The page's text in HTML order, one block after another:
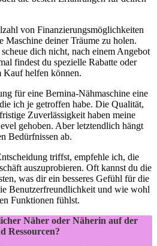
von Finanzierungsmöglichkeiten
Maschine deiner Träume zu holen.
dich nicht, nach einem Angebot
findest du spezielle Rabatte oder
Kauf helfen können.
für eine Bernina-Nähmaschine ​eine
ich je ​getroffen⁤ habe. Die Qualität,
Zuverlässigkeit haben meine
gehoben.​ Aber letztendlich hängt
Bedürfnissen ab.
triffst, empfehle ich, die​
⁣auszuprobieren. Oft kannst⁣ du die
was dir ein besseres Gefühl für die⁢
Benutzerfreundlichkeit und wie wohl
Funktionen fühlst.
Näher oder Näherin auf der
Ressourcen?